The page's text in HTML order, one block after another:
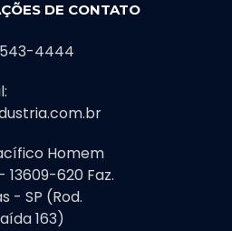
DE CONTATO
4444
Homem
620 Faz.
- SP (Rod.
163)